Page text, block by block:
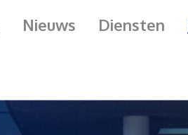
Nieuws Diensten